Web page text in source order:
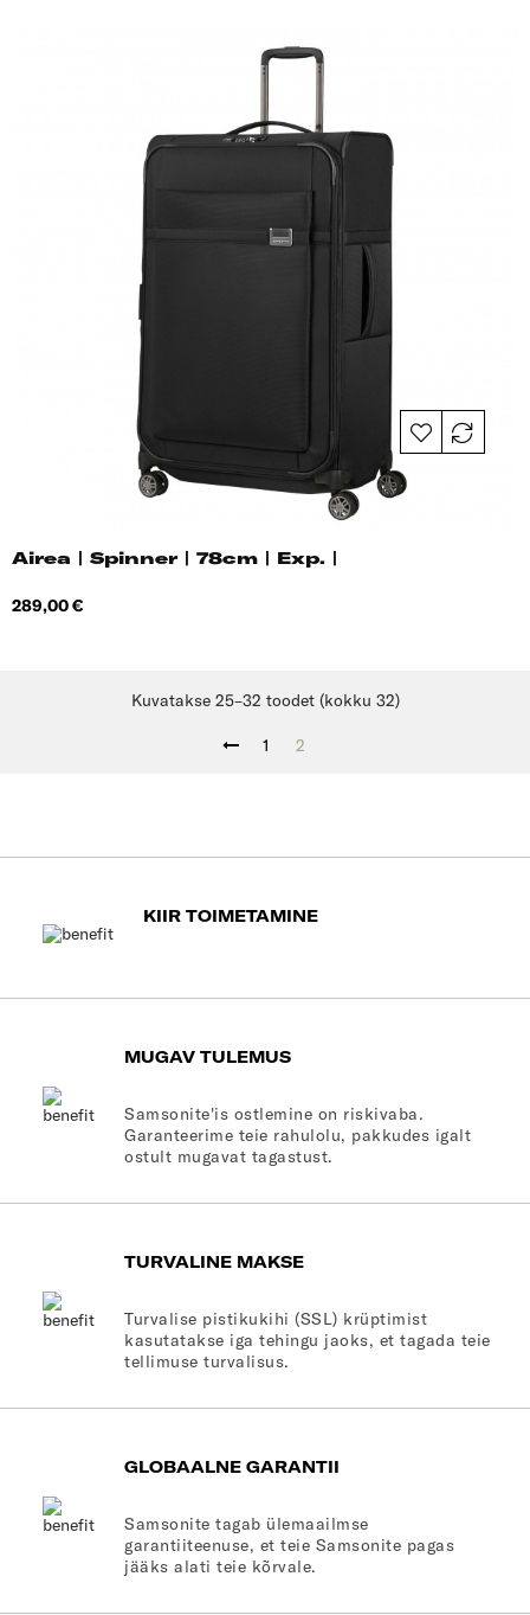
Airea | Spinner | 78cm | Exp. |
Hind
289,00 €
Kuvatakse 25–32 toodet (kokku 32)
1 2
KIIR TOIMETAMINE
MUGAV TULEMUS
Samsonite'is ostlemine on riskivaba.
Garanteerime teie rahulolu, pakkudes igalt
ostult mugavat tagastust.
TURVALINE MAKSE
Turvalise pistikukihi (SSL) krüptimist
kasutatakse iga tehingu jaoks, et tagada teie
tellimuse turvalisus.
GLOBAALNE GARANTII
Samsonite tagab ülemaailmse
garantiiteenuse, et teie Samsonite pagas
jääks alati teie kõrvale.